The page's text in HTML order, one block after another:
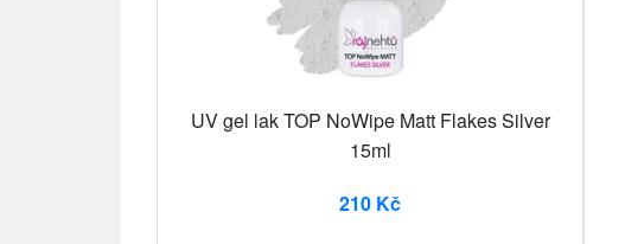
UV gel lak TOP NoWipe Matt Flakes Silver
15ml
210 Kč